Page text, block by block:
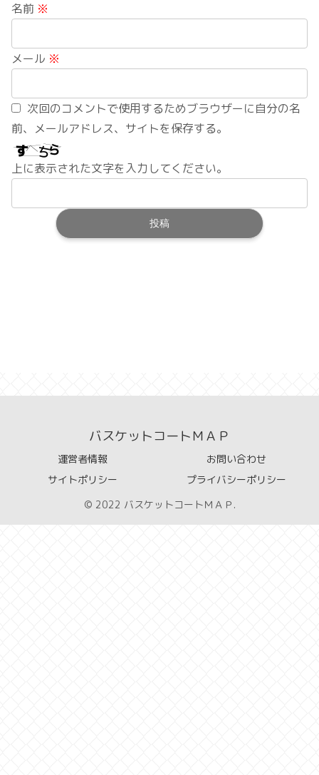
名前 ※
メール ※
次回のコメントで使用するためブラウザーに自分の名
前、メールアドレス、サイトを保存する。
上に表示された文字を入力してください。
バスケットコートＭＡＰ
運営者情報
お問い合わせ
サイトポリシー
プライバシーポリシー
© 2022 バスケットコートＭＡＰ.